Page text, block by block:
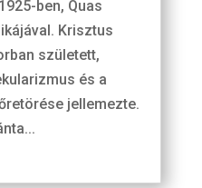
ben, Quas
Krisztus
született,
és a
jellemezte.